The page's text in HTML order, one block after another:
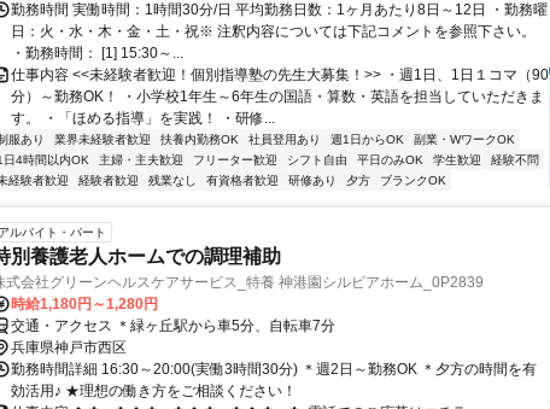
勤務時間 実働時間：1時間30分/日 平均勤務日数：1ヶ月あたり8日～12日 ・勤務曜
日：火・水・木・金・土・祝※ 注釈内容については下記コメントを参照下さい。
・勤務時間： [1] 15:30～...
仕事内容 <<未経験者歓迎！個別指導塾の先生大募集！>> ・週1日、1日１コマ（90
分）～勤務OK！ ・小学校1年生～6年生の国語・算数・英語を担当していただきま
す。 ・「ほめる指導」を実践！ ・研修...
服あり 業界未経験者歓迎 扶養内勤務OK 社員登用あり 週1日からOK
副業・WワークOK
日4時間以内OK
主婦・主夫歓迎 フリーター歓迎 シフト自由 平日のみOK 学生歓迎
経験不問
経験者歓迎
経験者歓迎 残業なし 有資格者歓迎 研修あり 夕方 ブランクOK
アルバイト・パート
別養護老人ホームでの調理補助
式会社グリーンヘルスケアサービス_特養 神港園シルビアホーム_0P2839
時給1,180円～1,280円
交通・アクセス ＊緑ヶ丘駅から車5分、自転車7分
兵庫県神戸市西区
勤務時間詳細 16:30～20:00(実働3時間30分) ＊週2日～勤務OK ＊夕方の時間を有
効活用♪ ★理想の働き方をご相談ください！